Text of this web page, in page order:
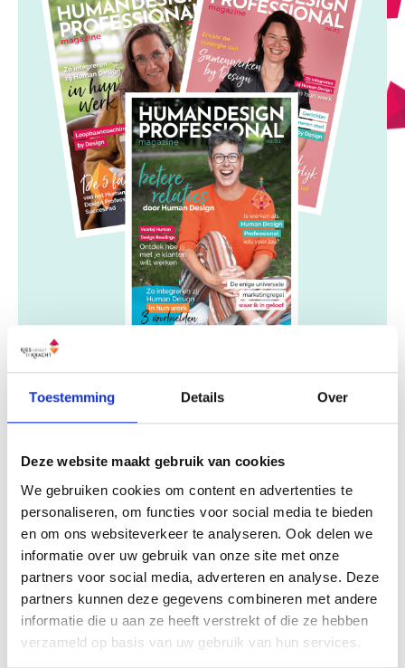
Toestemming Details Over
Deze website maakt gebruik van cookies
We gebruiken cookies om content en advertenties te
personaliseren, om functies voor social media te bieden
en om ons websiteverkeer te analyseren. Ook delen we
informatie over uw gebruik van onze site met onze
partners voor social media, adverteren en analyse. Deze
partners kunnen deze gegevens combineren met andere
informatie die u aan ze heeft verstrekt of die ze hebben
verzameld op basis van uw gebruik van hun services.
Ontdek de vele manieren waarop je Human
Voornaam *
Email *